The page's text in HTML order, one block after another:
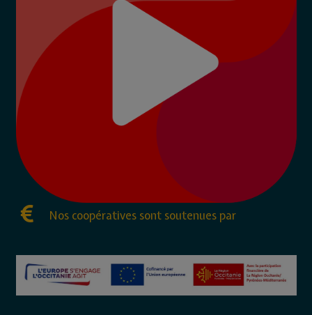
Nos coopératives sont soutenues par